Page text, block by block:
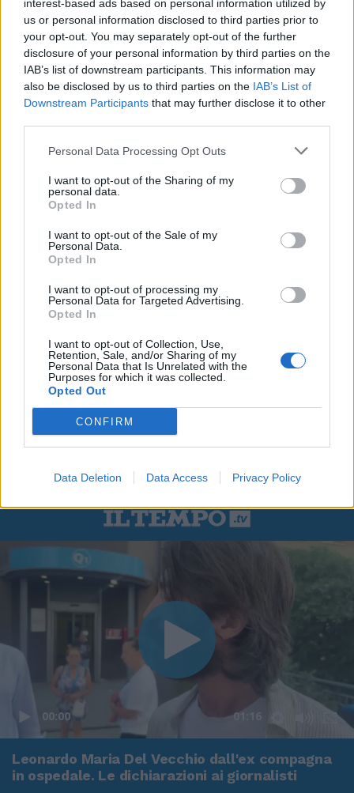
interest-based ads based on personal information utilized by
us or personal information disclosed to third parties prior to
your opt-out. You may separately opt-out of the further
disclosure of your personal information by third parties on the
IAB’s list of downstream participants. This information may
also be disclosed by us to third parties on the IAB’s List of
Downstream Participants that may further disclose it to other
Personal Data Processing Opt Outs
I want to opt-out of the Sharing of my
personal data.
Opted In
I want to opt-out of the Sale of my
Personal Data.
Opted In
I want to opt-out of processing my
Personal Data for Targeted Advertising.
Opted In
I want to opt-out of Collection, Use,
Retention, Sale, and/or Sharing of my
Personal Data that Is Unrelated with the
Purposes for which it was collected.
Opted Out
CONFIRM
Data Deletion Data Access Privacy Policy
00:00 01:16
Leonardo Maria Del Vecchio dall'ex compagna
in ospedale. Le dichiarazioni ai giornalisti